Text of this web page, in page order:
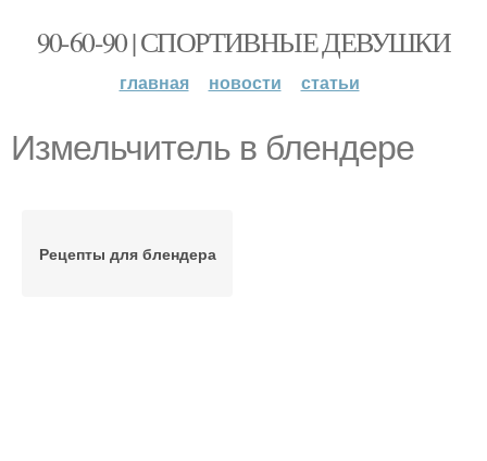
90-60-90 | СПОРТИВНЫЕ ДЕВУШКИ
главная новости статьи
Измельчитель в блендере
Рецепты для блендера